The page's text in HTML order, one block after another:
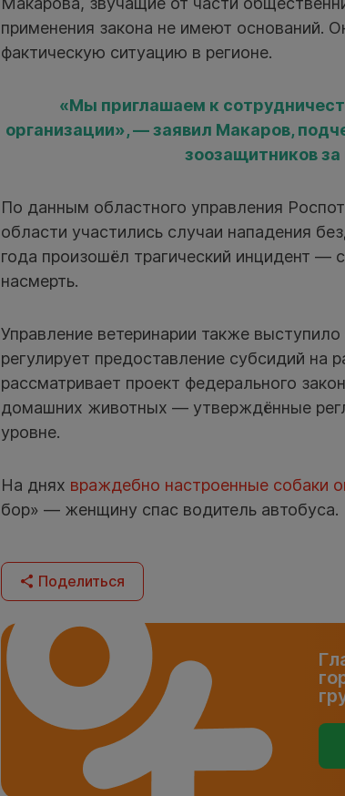
применения закона не имеют оснований.
фактическую ситуацию в регионе.
«Мы приглашаем к
организации», — заявил Макаров,
зоозащитников
По данным областного управления
области участились случаи нападения
года произошёл трагический инцидент —
насмерть.
Управление ветеринарии также
регулирует предоставление субсидий на
рассматривает проект федерального
домашних животных — утверждённые
уровне.
На днях враждебно настроенные собаки
бор» — женщину спас водитель автобуса.
Поделиться